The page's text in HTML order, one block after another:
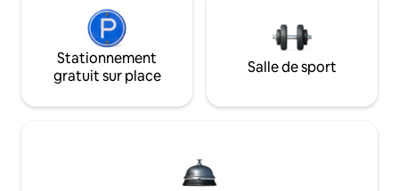
Stationnement
gratuit sur place
Salle de sport